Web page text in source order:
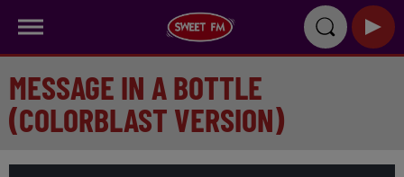
MESSAGE IN A BOTTLE
(COLORBLAST VERSION)